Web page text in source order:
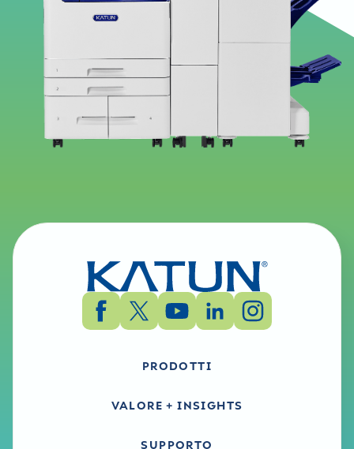
PRODOTTI
VALORE + INSIGHTS
SUPPORTO